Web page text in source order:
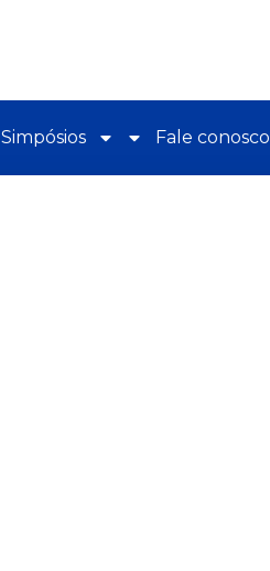
Simpósios Fale conosco